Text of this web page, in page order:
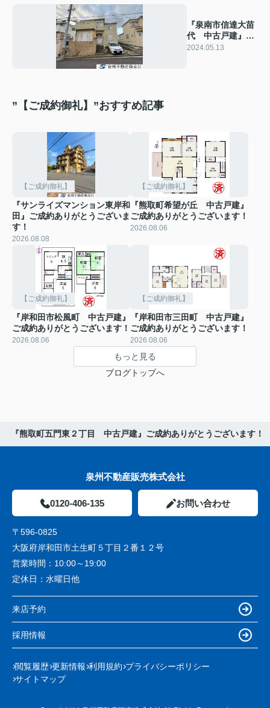
『泉南市信達大苗
代 中古戸建』ご
成約ありがとうご
2024.05.13
”【ご成約御礼】”おすすめ記事
【ご成約御礼】
『サンライズマンション東岸和
田』ご成約ありがとうございま
す！
2026.08.08
【ご成約御礼】
『熊取町希望が丘 中古戸建』
ご成約ありがとうございます！
2026.08.06
【ご成約御礼】
『岸和田市松風町 中古戸建』
ご成約ありがとうございます！
2026.08.06
【ご成約御礼】
『岸和田市三田町 中古戸建』
ご成約ありがとうございます！
2026.08.06
もっと見る
ブログトップへ
『熊取町五門東２丁目 中古戸建』ご成約ありがとうございます！
泉州不動産販売株式会社
0120-406-135 お問い合わせ
〒596-0825
大阪府岸和田市土生町５丁目２番１２号
営業時間： 10:00～19:00
定休日： 水曜日他
来店予約
採用情報
閲覧履歴 更新情報 利用規約 プライバシーポリシー
サイトマップ